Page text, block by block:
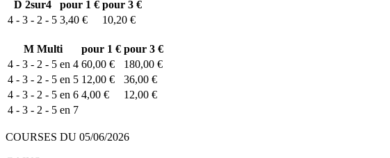
D 2sur4 pour 1 € pour 3 €
4 - 3 - 2 - 5 3,40 € 10,20 €
M Multi pour 1 € pour 3 €
4 - 3 - 2 - 5 en 4 60,00 €
180,00 €
4 - 3 - 2 - 5 en 5 12,00 €
36,00 €
4 - 3 - 2 - 5 en 6 4,00 €
12,00 €
4 - 3 - 2 - 5 en 7
COURSES DU 05/06/2026